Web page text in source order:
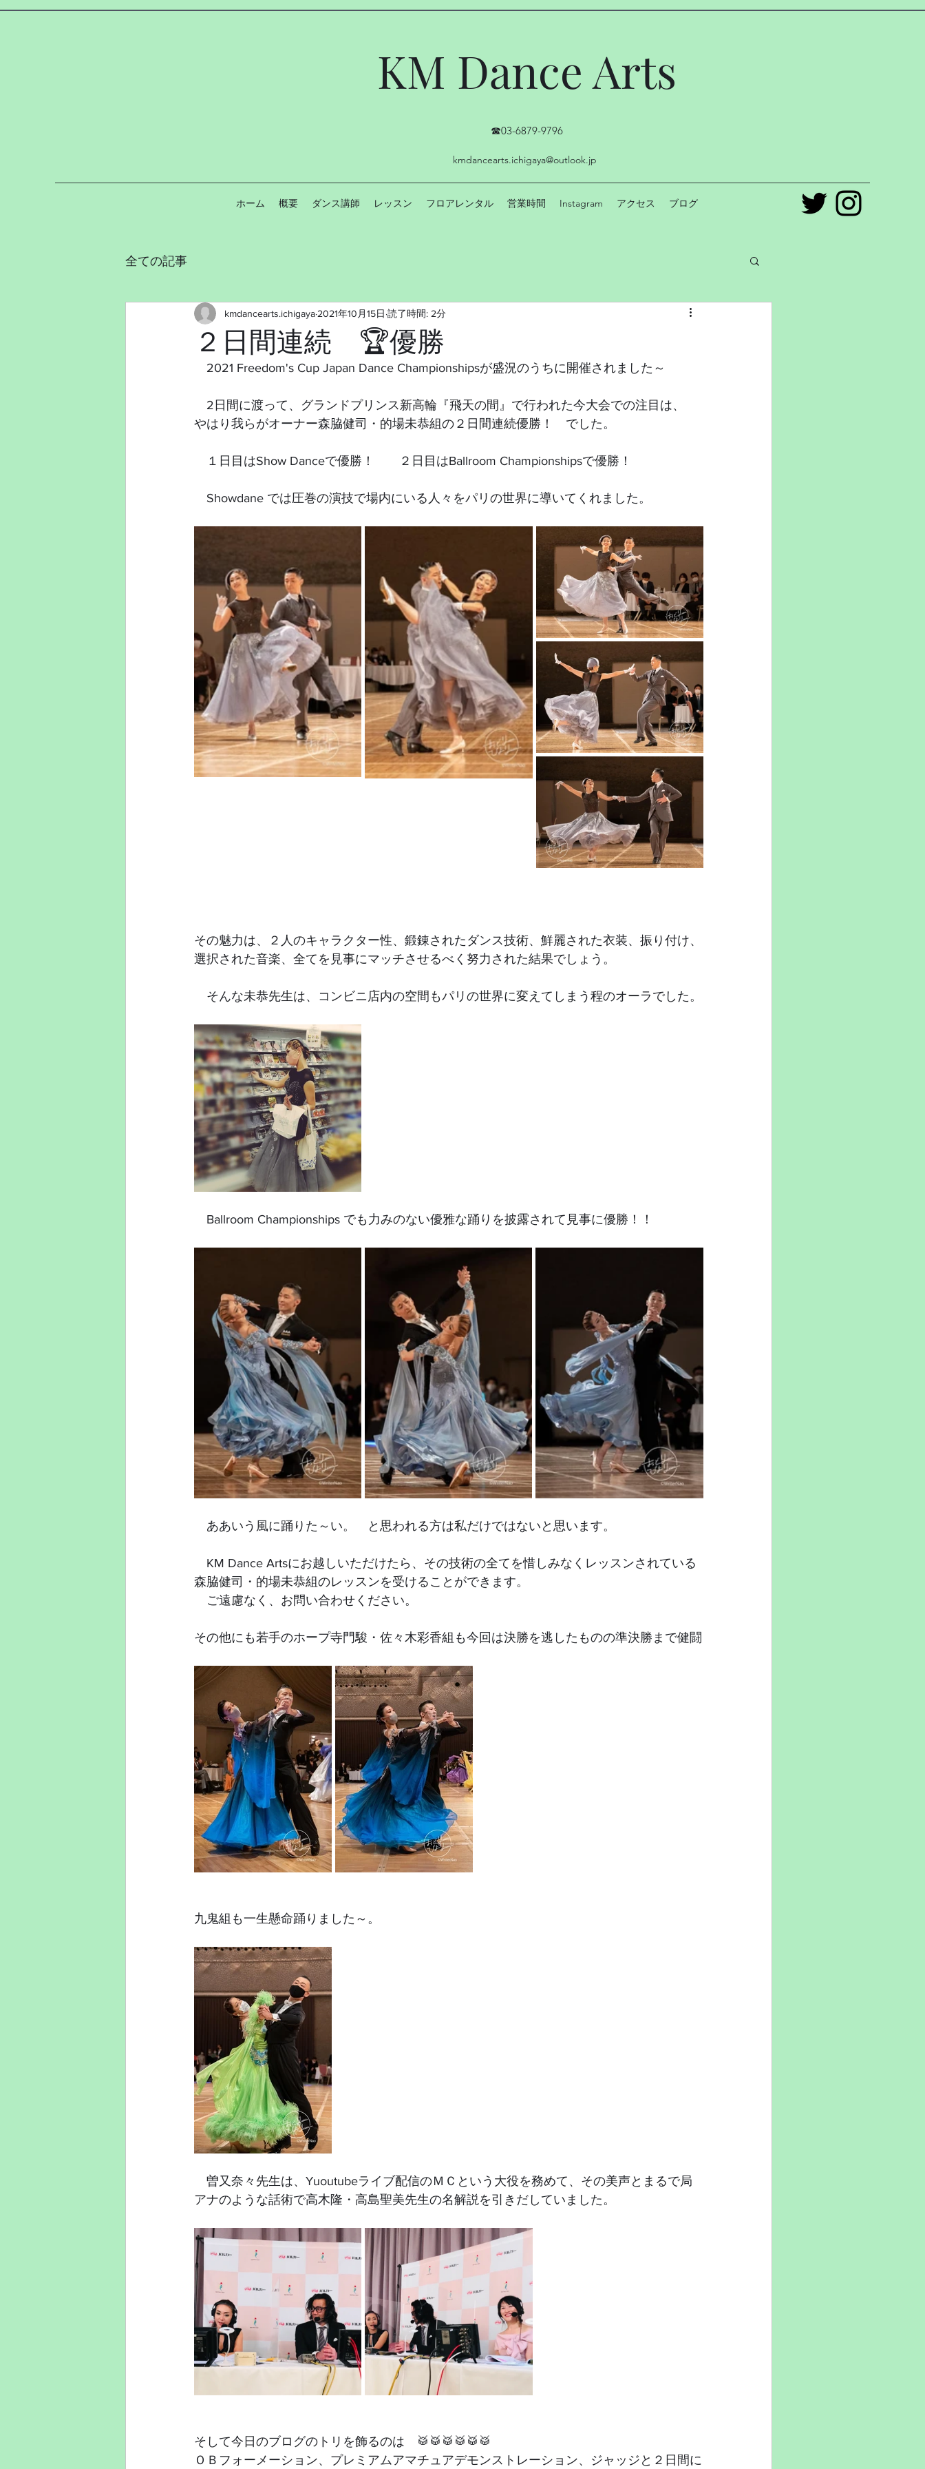
KM Dance Arts
☎03-6879-9796
kmdancearts.ichigaya@outlook.jp
ホーム 概要 ダンス講師 レッスン フロアレンタル 営業時間 Instagram アクセス ブログ
全ての記事
２日間連続 🏆優勝
kmdancearts.ichigaya 2021年10月15日 読了時間: 2分
2021 Freedom's Cup Japan Dance Championshipsが盛況のうちに開催されました～
2日間に渡って、グランドプリンス新高輪『飛天の間』で行われた今大会での注目は、
やはり我らがオーナー森脇健司・的場未恭組の２日間連続優勝！　でした。
１日目はShow Danceで優勝！　　２日目はBallroom Championshipsで優勝！
Showdane では圧巻の演技で場内にいる人々をパリの世界に導いてくれました。
その魅力は、２人のキャラクター性、鍛錬されたダンス技術、鮮麗された衣装、振り付け、
選択された音楽、全てを見事にマッチさせるべく努力された結果でしょう。
そんな未恭先生は、コンビニ店内の空間もパリの世界に変えてしまう程のオーラでした。
Ballroom Championships でも力みのない優雅な踊りを披露されて見事に優勝！！
ああいう風に踊りた～い。　と思われる方は私だけではないと思います。
KM Dance Artsにお越しいただけたら、その技術の全てを惜しみなくレッスンされている
森脇健司・的場未恭組のレッスンを受けることができます。
ご遠慮なく、お問い合わせください。
その他にも若手のホープ寺門駿・佐々木彩香組も今回は決勝を逃したものの準決勝まで健闘
九鬼組も一生懸命踊りました～。
曽又奈々先生は、Yuoutubeライブ配信のＭＣという大役を務めて、その美声とまるで局
アナのような話術で高木隆・高島聖美先生の名解説を引きだしていました。
そして今日のブログのトリを飾るのは　🥁🥁🥁🥁🥁🥁
ＯＢフォーメーション、プレミアムアマチュアデモンストレーション、ジャッジと２日間に